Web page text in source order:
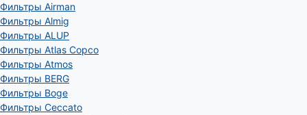
Фильтры Airman
Фильтры Almig
Фильтры ALUP
Фильтры Atlas Copco
Фильтры Atmos
Фильтры BERG
Фильтры Boge
Фильтры Ceccato